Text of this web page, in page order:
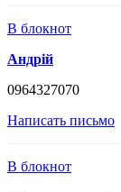
В блокнот
Андрій
0964327070
Написать письмо
В блокнот